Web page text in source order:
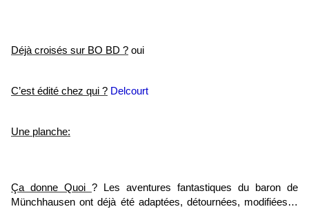
Déjà croisés sur BO BD ? oui
C’est édité chez qui ? Delcourt
Une planche:
Ça donne Quoi ? Les aventures fantastiques du baron de
Münchhausen ont déjà été adaptées, détournées, modifiées…